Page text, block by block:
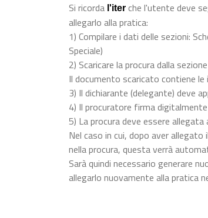
Si ricorda l'iter che l'utente deve
allegarlo alla pratica:
1) Compilare i dati delle sezioni:
Speciale)
2) Scaricare la procura dalla
Il documento scaricato contiene
3) Il dichiarante (delegante) deve
4) Il procuratore firma
5) La procura deve essere allegata
Nel caso in cui, dopo aver
nella procura, questa verrà
Sarà quindi necessario generare
allegarlo nuovamente alla pratica